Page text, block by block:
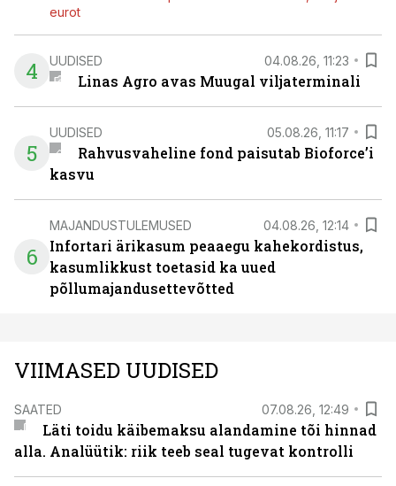
eurot
4 UUDISED 04.08.26, 11:23
Linas Agro avas Muugal viljaterminali
5
UUDISED 05.08.26, 11:17
Rahvusvaheline fond paisutab Bioforce’i
kasvu
6
MAJANDUSTULEMUSED 04.08.26, 12:14
Infortari ärikasum peaaegu kahekordistus,
kasumlikkust toetasid ka uued
põllumajandusettevõtted
VIIMASED UUDISED
SAATED 07.08.26, 12:49
Läti toidu käibemaksu alandamine tõi hinnad
alla. Analüütik: riik teeb seal tugevat kontrolli